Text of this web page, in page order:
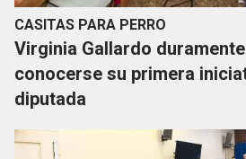
CASITAS PARA PERRO
Virginia Gallardo
conocerse su primera
diputada